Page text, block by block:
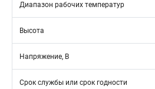
Диапазон рабочих температур
Высота
Напряжение, В
Срок службы или срок годности